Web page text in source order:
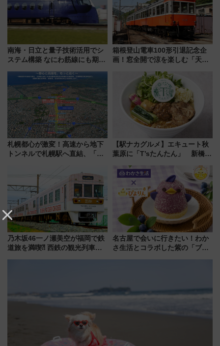
南海・日立と量子技術活用でシ
ステム構築 なにわ筋線にも期待
箱根登山電車100形引退記念企
画！窓全開で涼を楽しむ「天然
札幌都心が激変！高速から地下
トンネルで札幌駅へ直結、「創
から本格着工、延長4.8km整備
【駅ナカグルメ】エキュート秋
葉原に「T’sたんたん」 新橋に
饅」、オムライス専門店「肉と
たまご」新グルメ続々登場！
【2026年8月】
乃木坂46一ノ瀬美空が福岡で鉄
道旅を満喫⁈ 西鉄の観光列車
名古屋で会いに行きたい！わか
さ生活とコラボした紫の「ブル